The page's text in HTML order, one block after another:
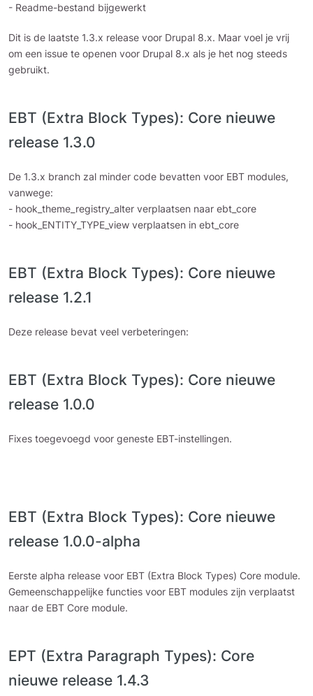
- Readme-bestand bijgewerkt
Dit is de laatste 1.3.x release voor Drupal 8.x. Maar voel je vrij
om een issue te openen voor Drupal 8.x als je het nog steeds
gebruikt.
EBT (Extra Block Types): Core nieuwe
release 1.3.0
De 1.3.x branch zal minder code bevatten voor EBT modules,
vanwege:
- hook_theme_registry_alter verplaatsen naar ebt_core
- hook_ENTITY_TYPE_view verplaatsen in ebt_core
EBT (Extra Block Types): Core nieuwe
release 1.2.1
Deze release bevat veel verbeteringen:
EBT (Extra Block Types): Core nieuwe
release 1.0.0
Fixes toegevoegd voor geneste EBT-instellingen.
EBT (Extra Block Types): Core nieuwe
release 1.0.0-alpha
Eerste alpha release voor EBT (Extra Block Types) Core module.
Gemeenschappelijke functies voor EBT modules zijn verplaatst
naar de EBT Core module.
EPT (Extra Paragraph Types): Core
nieuwe release 1.4.3